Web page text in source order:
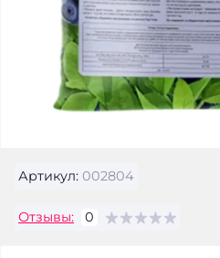
Артикул: 002804
Отзывы: 0